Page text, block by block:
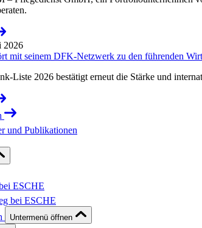
2026
mit seinem DFK-Netzwerk zu den führenden
Liste 2026 bestätigt erneut die Stärke und
und Publikationen
ESCHE
bei ESCHE
Untermenü öffnen